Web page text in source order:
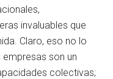
invaluables que
Claro, eso no lo
empresas son un
colectivas;